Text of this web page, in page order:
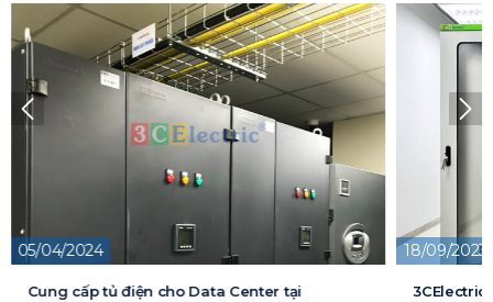
18/09/2023
3CElectric cung cấp tủ điện cho Dự án xây
13/05/2026
Cung cấp